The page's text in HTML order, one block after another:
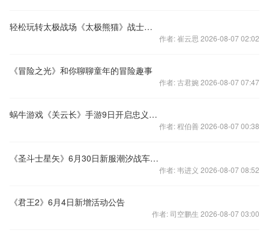
轻松玩转太极战场《太极熊猫》战士搭配心得
作者: 崔云思 2026-08-07 02:02
《冒险之光》和你聊聊童年的冒险趣事
作者: 古君婉 2026-08-07 07:47
蜗牛游戏《关云长》手游9日开启忠义二测
作者: 程伯善 2026-08-07 00:38
《圣斗士星矢》6月30日新服潮汐战车开启
作者: 韦进义 2026-08-07 08:52
《君王2》6月4日新增活动公告
作者: 司空鹏生 2026-08-07 03:00